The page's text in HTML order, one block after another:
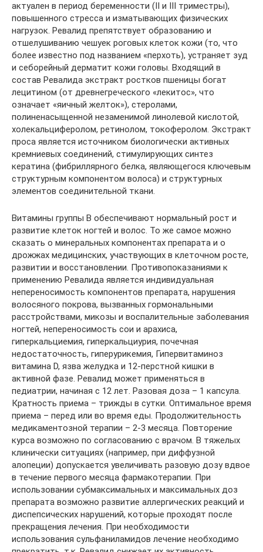
актуален в период беременности (II и III триместры),
повышенного стресса и изматывающих физических
нагрузок. Ревалид препятствует образованию и
отшелушиванию чешуек роговых клеток кожи (то, что
более известно под названием «перхоть), устраняет зуд
и себорейный дерматит кожи головы. Входящий в
состав Ревалида экстракт ростков пшеницы богат
лецитином (от древнегреческого «лекитос», что
означает «яичный желток»), стеролами,
полиненасыщенной незаменимой линолевой кислотой,
холекальциферолом, ретинолом, токоферолом. Экстракт
проса является источником биологически активных
кремниевых соединений, стимулирующих синтез
кератина (фибриллярного белка, являющегося ключевым
структурным компонентом волоса) и структурных
элементов соединительной ткани.
Витамины группы В обеспечивают нормальный рост и
развитие клеток ногтей и волос. То же самое можно
сказать о минеральных компонентах препарата и о
дрожжах медицинских, участвующих в клеточном росте,
развитии и восстановлении. Противопоказаниями к
применению Ревалида является индивидуальная
непереносимость компонентов препарата, нарушения
волосяного покрова, вызванных гормональными
расстройствами, микозы и воспалительные заболевания
ногтей, непереносимость сои и арахиса,
гиперкальциемия, гиперкальциурия, почечная
недостаточность, гиперурикемия, Гипервитаминоз
витамина D, язва желудка и 12-перстной кишки в
активной фазе. Ревалид может применяться в
педиатрии, начиная с 12 лет. Разовая доза – 1 капсула.
Кратность приема – трижды в сутки. Оптимальное время
приема – перед или во время еды. Продолжительность
медикаментозной терапии – 2-3 месяца. Повторение
курса возможно по согласованию с врачом. В тяжелых
клинически ситуациях (например, при диффузной
алопеции) допускается увеличивать разовую дозу вдвое
в течение первого месяца фармакотерапии. При
использовании субмаксимальных и максимальных доз
препарата возможно развитие аллергических реакций и
диспепсических нарушений, которые проходят после
прекращения лечения. При необходимости
использования сульфаниламидов лечение необходимо